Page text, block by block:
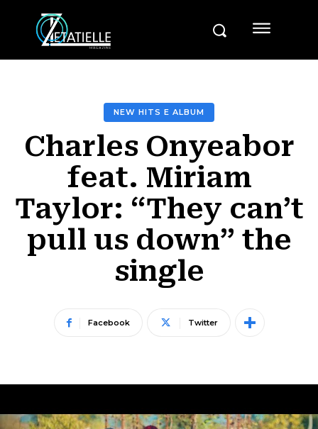
NEW HITS E ALBUM
Charles Onyeabor
feat. Miriam
Taylor: “They can’t
pull us down” the
single
Facebook Twitter